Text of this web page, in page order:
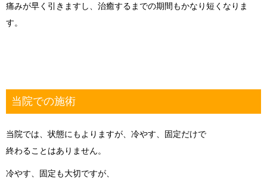
痛みが早く引きますし、治癒するまでの期間もかなり短くなりま
す。
当院での施術
当院では、状態にもよりますが、冷やす、固定だけで
終わることはありません。
冷やす、固定も大切ですが、